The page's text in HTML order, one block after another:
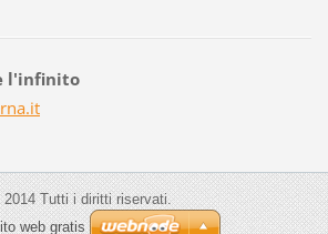
l'infinito
Tutti i diritti riservati.
web gratis